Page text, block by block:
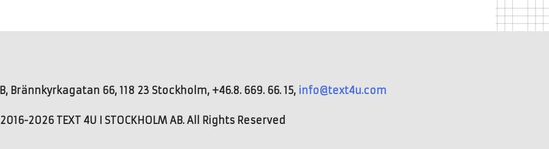
Brännkyrkagatan 66, 118 23 Stockholm, +46.8. 669. 66. 15, info@text4u.com
2026 TEXT 4U I STOCKHOLM AB. All Rights Reserved